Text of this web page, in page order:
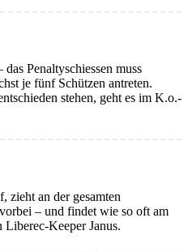
Penaltyschiessen muss
je fünf Schützen antreten.
stehen, geht es im K.o.-
zieht an der gesamten
– und findet wie so oft am
Keeper Janus.